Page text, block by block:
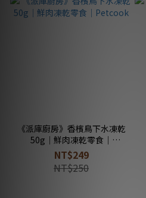
《派庫廚房》香檳鳥下水凍乾
50g｜鮮肉凍乾零食｜
Petcook
NT$249
NT$250